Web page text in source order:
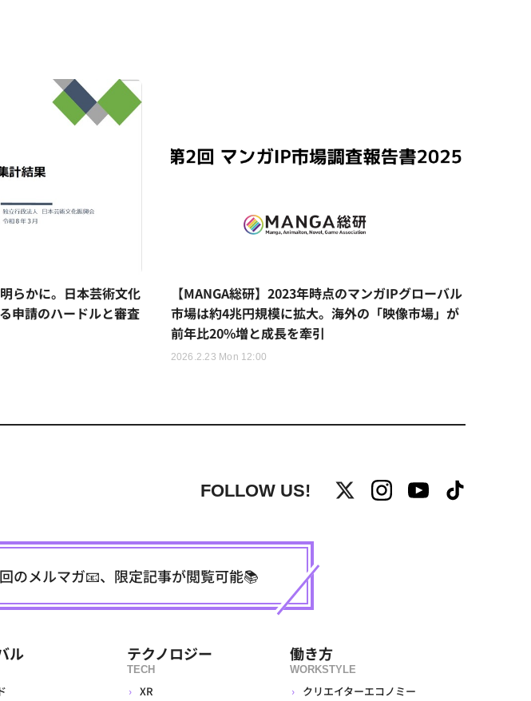
らかに。日本芸術文化
申請のハードルと審査
【MANGA総研】2023年時点のマンガIPグローバル
市場は約4兆円規模に拡大。海外の「映像市場」が
前年比20%増と成長を牽引
2026.2.23 Mon 12:00
FOLLOW US!
のメルマガ📧、限定記事が閲覧可能📚
ル テクノロジー
TECH
XR
働き方
WORKSTYLE
クリエイターエコノミー